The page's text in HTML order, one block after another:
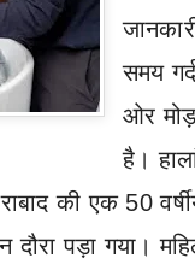
समय
ओर
है।
की एक 50
दौरा पड़ा गया।